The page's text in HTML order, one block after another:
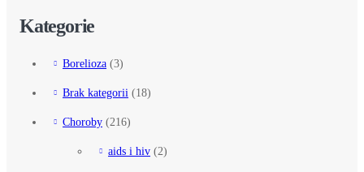
Kategorie
Borelioza (3)
Brak kategorii (18)
Choroby (216)
aids i hiv (2)